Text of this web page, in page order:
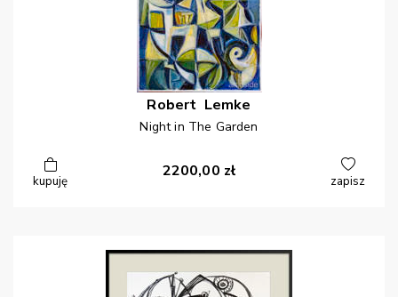
Robert Lemke
Night in The Garden
kupuję
2200,00 zł
zapisz